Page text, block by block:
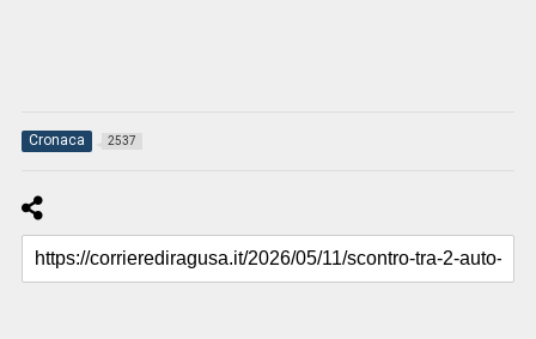
Cronaca 2537